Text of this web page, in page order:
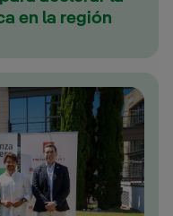
en la región